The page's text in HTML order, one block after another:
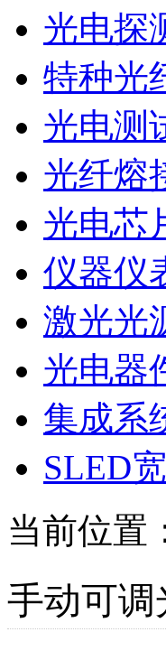
光电探
特种光
光电测
光纤熔
光电芯
仪器仪
激光光
光电器
集成系
SLED
当前位置
手动可调